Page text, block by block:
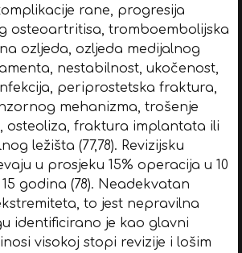
rane, progresija
osteoartritisa, tromboembolijska
ozljeda, ozljeda medijalnog
nestabilnost, ukočenost,
periprostetska fraktura,
mehanizma, trošenje
osteoliza, fraktura implantata ili
ležišta (77,78). Revizijsku
u prosjeku 15% operacija u 10
godina (78). Neadekvatan
to jest nepravilna
identificirano je kao glavni
visokoj stopi revizije i lošim